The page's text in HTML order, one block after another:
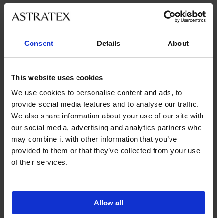
Consent Details About
This website uses cookies
We use cookies to personalise content and ads, to
provide social media features and to analyse our traffic.
We also share information about your use of our site with
our social media, advertising and analytics partners who
may combine it with other information that you’ve
provided to them or that they’ve collected from your use
of their services.
Allow all
-30%-40%
ZDARMA-50%
3+1 ZDARMA
3+1 ZDARMA
Brazilky
Laila
krajkové
549
3+1
ZDARMA
3+1 ZDARMA
PREMIUM
Brazilky
Calvin
Klein
629
Kč
akce
3+1
3+1 ZDARMA
Brazilky
Celeste
krajkové
489
Kč
3+1
ZDARMA
Ze stejné kolekce